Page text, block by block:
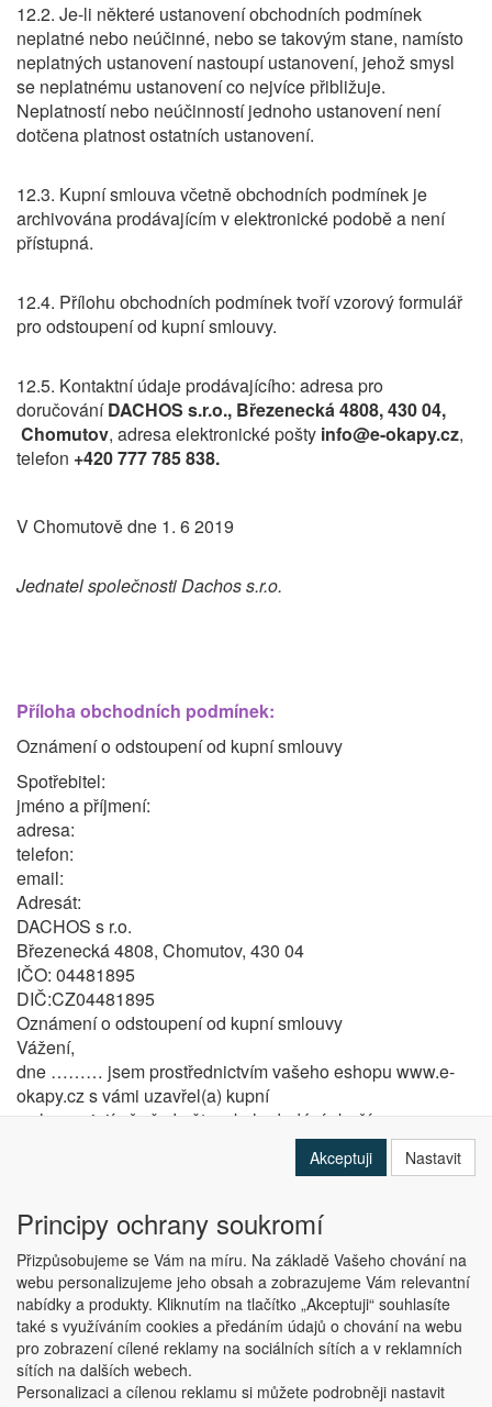
12.2. Je-li některé ustanovení obchodních podmínek
neplatné nebo neúčinné, nebo se takovým stane, namísto
neplatných ustanovení nastoupí ustanovení, jehož smysl
se neplatnému ustanovení co nejvíce přibližuje.
Neplatností nebo neúčinností jednoho ustanovení není
dotčena platnost ostatních ustanovení.
12.3. Kupní smlouva včetně obchodních podmínek je
archivována prodávajícím v elektronické podobě a není
přístupná.
12.4. Přílohu obchodních podmínek tvoří vzorový formulář
pro odstoupení od kupní smlouvy.
12.5. Kontaktní údaje prodávajícího: adresa pro
doručováníDACHOS s.r.o., Březenecká 4808, 430 04,
Chomutov, adresa elektronické pošty info@e-okapy.cz,
telefon +420 777 785 838.
V Chomutově dne 1. 6 2019
Jednatel společnosti Dachos s.r.o.
Příloha obchodních podmínek:
Oznámení o odstoupení od kupní smlouvy
Spotřebitel:
jméno a příjmení:
adresa:
telefon:
email:
Adresát:
DACHOS s r.o.
Březenecká 4808, Chomutov, 430 04
IČO: 04481895
DIČ:CZ04481895
Oznámení o odstoupení od kupní smlouvy
Vážení,
dne ……… jsem prostřednictvím vašeho eshopu www.e-
okapy.cz s vámi uzavřel(a) kupní
smlouvu, jejímž předmětem bylo dodání zboží
druh zboží, značky, kód (identifikace zboží)
…………………………………………………………………….
Číslo objednávky:
…………………………………………………..
Číslo prodejního dokladu:
……………………………………………………….
Toto (zboží) jsem převzala dne
…………………………………………..
Vzhledem k tomu, že smlouva byla uzavřena pomocí
internetu, tj. typického prostředku komunikace na
Akceptuji Nastavit
Principy ochrany soukromí
Přizpůsobujeme se Vám na míru. Na základě Vašeho chování na
webu personalizujeme jeho obsah a zobrazujeme Vám relevantní
nabídky a produkty. Kliknutím na tlačítko „Akceptuji“ souhlasíte
také s využíváním cookies a předáním údajů o chování na webu
pro zobrazení cílené reklamy na sociálních sítích a v reklamních
sítích na dalších webech.
Personalizaci a cílenou reklamu si můžete podrobněji nastavit